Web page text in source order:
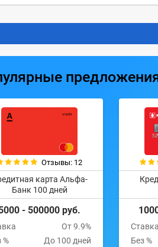
Отзывы: 12
карта Альфа-
Банк 100 дней
- 500000 руб.
От 9.9%
%
До 100 дней
Ставка
Без %